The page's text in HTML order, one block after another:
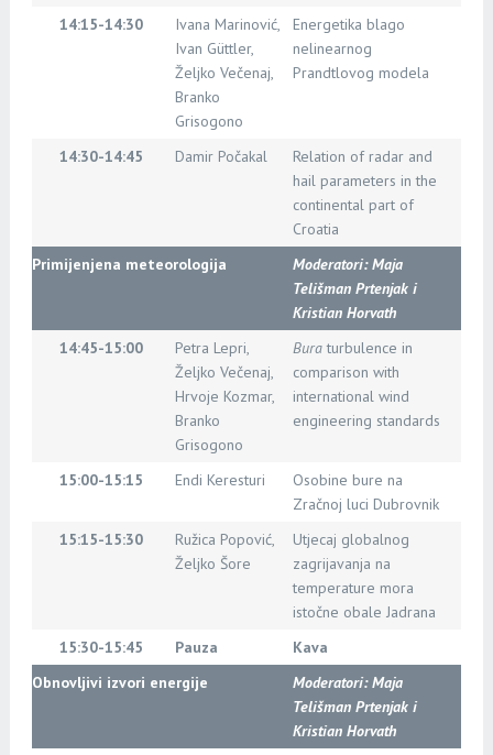
14:15-14:30
Ivana Marinović,
Ivan Güttler,
Željko Večenaj,
Branko
Grisogono
Energetika blago
nelinearnog
Prandtlovog modela
14:30-14:45 Damir Počakal
Relation of radar and
hail parameters in the
continental part of
Croatia
Primijenjena meteorologija
Moderatori: Maja
Telišman Prtenjak i
Kristian Horvath
14:45-15:00
Petra Lepri,
Željko Večenaj,
Hrvoje Kozmar,
Branko
Grisogono
Buraturbulence in
comparison with
international wind
engineering standards
15:00-15:15 Endi Keresturi
Osobine bure na
Zračnoj luci Dubrovnik
15:15-15:30
Ružica Popović,
Željko Šore
Utjecaj globalnog
zagrijavanja na
temperature mora
istočne obale Jadrana
15:30-15:45
Pauza
Kava
Obnovljivi izvori energije
Moderatori:Maja
Telišman Prtenjak i
Kristian Horvath